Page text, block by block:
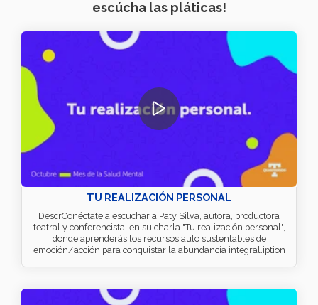
escúcha las pláticas!
TU REALIZACIÓN PERSONAL
DescrConéctate a escuchar a Paty Silva, autora, productora
teatral y conferencista, en su charla "Tu realización personal",
donde aprenderás los recursos auto sustentables de
emoción/acción para conquistar la abundancia integral.iption